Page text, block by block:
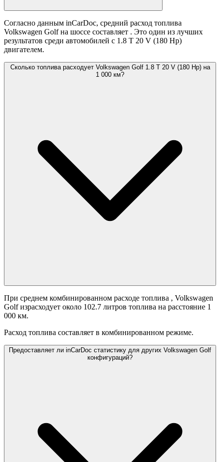
Согласно данным inCarDoc, средний расход топлива
Volkswagen Golf на шоссе составляет . Это один из лучших
результатов среди автомобилей с 1.8 T 20 V (180 Hp)
двигателем.
Сколько топлива расходует Volkswagen Golf 1.8 T 20 V (180 Hp) на
1 000 км?
При среднем комбинированном расходе топлива , Volkswagen
Golf израсходует около 102.7 литров топлива на расстояние 1
000 км.
Расход топлива составляет в комбинированном режиме.
Предоставляет ли inCarDoc статистику для других Volkswagen Golf
конфигураций?